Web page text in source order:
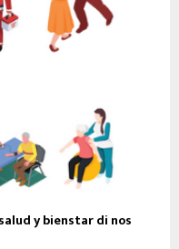
y bienstar di nos